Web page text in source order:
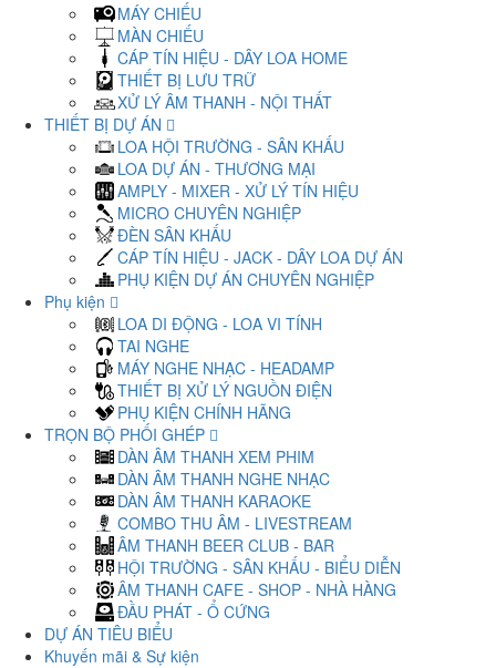
MÁY CHIẾU
MÀN CHIẾU
CÁP TÍN HIỆU - DÂY LOA HOME
THIẾT BỊ LƯU TRỮ
XỬ LÝ ÂM THANH - NỘI THẤT
THIẾT BỊ DỰ ÁN
LOA HỘI TRƯỜNG - SÂN KHẤU
LOA DỰ ÁN - THƯƠNG MẠI
AMPLY - MIXER - XỬ LÝ TÍN HIỆU
MICRO CHUYÊN NGHIỆP
ĐÈN SÂN KHẤU
CÁP TÍN HIỆU - JACK - DÂY LOA DỰ ÁN
PHỤ KIỆN DỰ ÁN CHUYÊN NGHIỆP
Phụ kiện
LOA DI ĐỘNG - LOA VI TÍNH
TAI NGHE
MÁY NGHE NHẠC - HEADAMP
THIẾT BỊ XỬ LÝ NGUỒN ĐIỆN
PHỤ KIỆN CHÍNH HÃNG
TRỌN BỘ PHỐI GHÉP
DÀN ÂM THANH XEM PHIM
DÀN ÂM THANH NGHE NHẠC
DÀN ÂM THANH KARAOKE
COMBO THU ÂM - LIVESTREAM
ÂM THANH BEER CLUB - BAR
HỘI TRƯỜNG - SÂN KHẤU - BIỂU DIỄN
ÂM THANH CAFE - SHOP - NHÀ HÀNG
ĐẦU PHÁT - Ổ CỨNG
DỰ ÁN TIÊU BIỂU
Khuyến mãi & Sự kiện